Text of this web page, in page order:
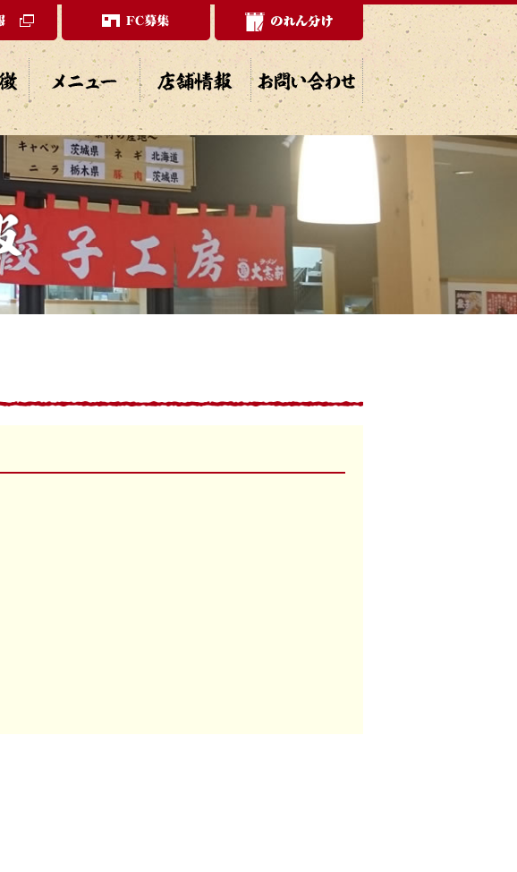
メニュー 店舗情報 お問い合わせ